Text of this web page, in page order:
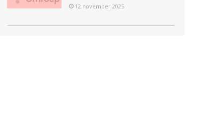
12 november 2025